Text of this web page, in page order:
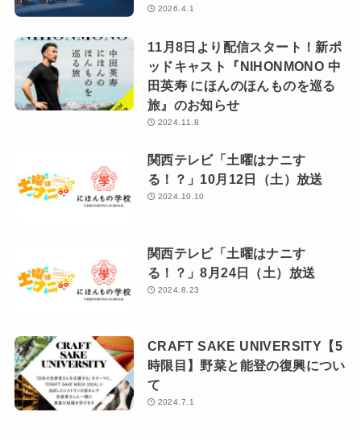
2026.4.1
11月8日より配信スタート！新ポ
ッドキャスト『NIHONMONO 中
田英寿 にほんのほんものを巡る
旅』のお知らせ
2024.11.8
関西テレビ「土曜はナニす
る！？」10月12日（土）放送
2024.10.10
関西テレビ「土曜はナニす
る！？」8月24日（土）放送
2024.8.23
CRAFT SAKE UNIVERSITY【5
時限目】野菜と能登の復興につい
て
2024.7.1